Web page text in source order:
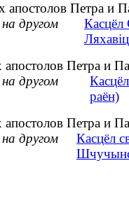
апостолов Петра и
другом
Касцёл
апостолов Петра и
другом
раён)
апостолов Петра и
другом
Касцёл